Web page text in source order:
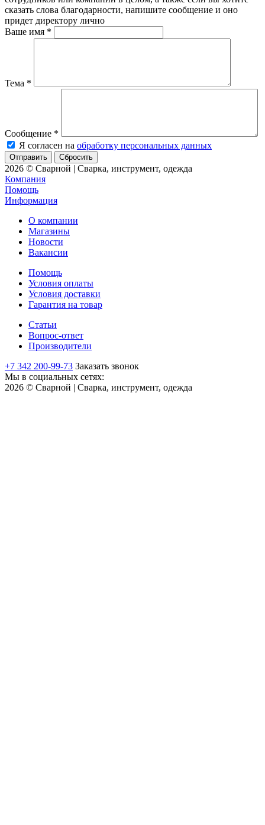
сказать слова благодарности, напишите сообщение и оно
придет директору лично
Ваше имя *
Тема *
Сообщение *
Я согласен на обработку персональных данных
Сбросить
2026 © Сварной | Сварка, инструмент, одежда
Компания
Помощь
Информация
О компании
Магазины
Новости
Вакансии
Помощь
Условия оплаты
Условия доставки
Гарантия на товар
Статьи
Вопрос-ответ
Производители
+7 342 200-99-73 Заказать звонок
Мы в социальных сетях:
2026 © Сварной | Сварка, инструмент, одежда